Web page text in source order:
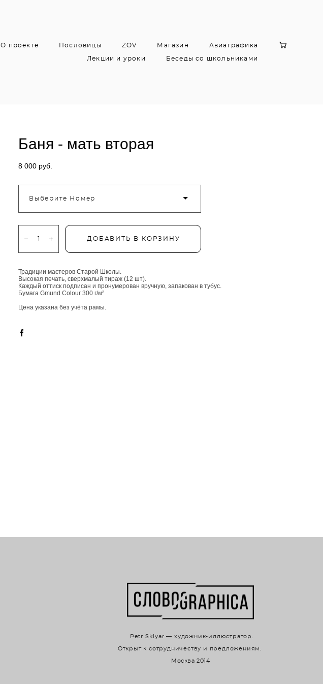
О проекте Пословицы ZOV Магазин Авиаграфика
Лекции и уроки Беседы со школьниками
Баня - мать вторая
8 000 pуб.
Выберите Номер
ДОБАВИТЬ В КОРЗИНУ
Традиции мастеров Старой Школы.
Высокая печать, сверхмалый тираж (12 шт).
Каждый оттиск подписан и пронумерован вручную, запакован в тубус.
Бумага Gmund Colour 300 г/м²
Цена указана без учёта рамы.
Petr Sklyar — художник-иллюстратор.
Открыт к сотрудничеству и предложениям.
Москва 2014